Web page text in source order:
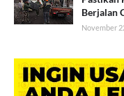
Berjalan
November